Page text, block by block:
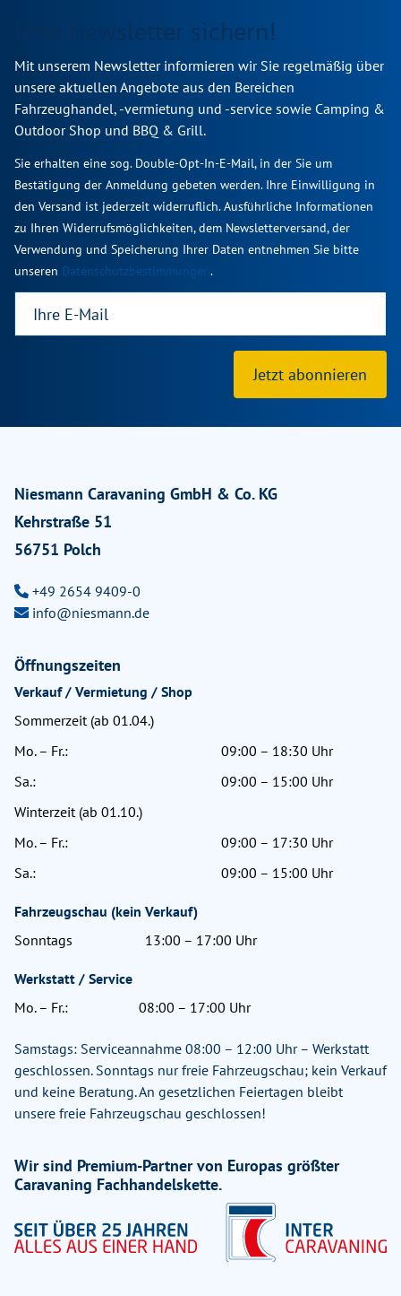
Jetzt Newsletter sichern!
Mit unserem Newsletter informieren wir Sie regelmäßig über
unsere aktuellen Angebote aus den Bereichen
Fahrzeughandel, -vermietung und -service sowie Camping &
Outdoor Shop und BBQ & Grill.
Sie erhalten eine sog. Double-Opt-In-E-Mail, in der Sie um
Bestätigung der Anmeldung gebeten werden. Ihre Einwilligung in
den Versand ist jederzeit widerruflich. Ausführliche Informationen
zu Ihren Widerrufsmöglichkeiten, dem Newsletterversand, der
Verwendung und Speicherung Ihrer Daten entnehmen Sie bitte
unseren Datenschutzbestimmungen.
Jetzt abonnieren
Niesmann Caravaning GmbH & Co. KG
Kehrstraße 51
56751 Polch
+49 2654 9409-0
info@niesmann.de
Öffnungszeiten
Verkauf / Vermietung / Shop
Sommerzeit (ab 01.04.)
Mo. – Fr.:
09:00 – 18:30 Uhr
Sa.:
09:00 – 15:00 Uhr
Winterzeit (ab 01.10.)
Mo. – Fr.:
09:00 – 17:30 Uhr
Sa.:
09:00 – 15:00 Uhr
Fahrzeugschau (kein Verkauf)
Sonntags
13:00 – 17:00 Uhr
Werkstatt / Service
Mo. – Fr.:
08:00 – 17:00 Uhr
Samstags: Serviceannahme 08:00 – 12:00 Uhr – Werkstatt
geschlossen. Sonntags nur freie Fahrzeugschau; kein Verkauf
und keine Beratung. An gesetzlichen Feiertagen bleibt
unsere freie Fahrzeugschau geschlossen!
Wir sind Premium-Partner von Europas größter
Caravaning Fachhandelskette.